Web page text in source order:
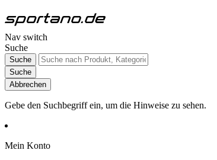
Nav switch
Suche
Suche
Suche
Abbrechen
Gebe den Suchbegriff ein, um die Hinweise zu sehen.
Mein Konto